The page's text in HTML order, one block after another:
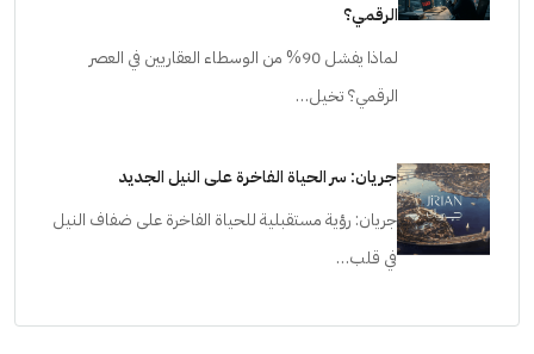
الرقمي؟
لماذا يفشل 90% من الوسطاء العقاريين في العصر
الرقمي؟ تخيل…
جريان: سر الحياة الفاخرة على النيل الجديد
جريان: رؤية مستقبلية للحياة الفاخرة على ضفاف النيل
في قلب…